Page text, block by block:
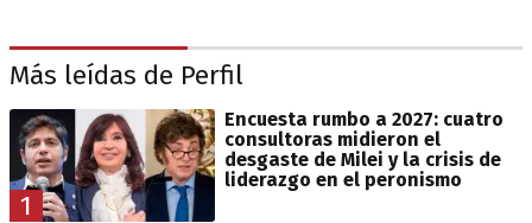
Más leídas de Perfil
1
Encuesta rumbo a 2027: cuatro
consultoras midieron el
desgaste de Milei y la crisis de
liderazgo en el peronismo